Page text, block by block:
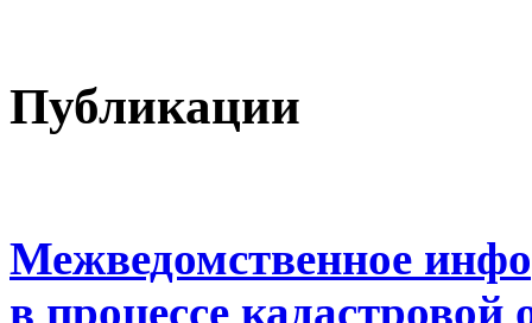
Публикации
Межведомственное
в процессе